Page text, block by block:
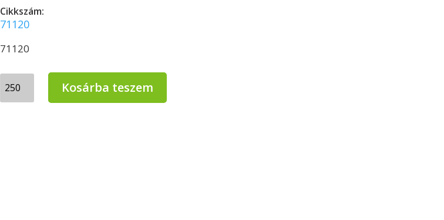
Cikkszám:
71120
71120
újrahasznosított
papírból
Kosárba teszem